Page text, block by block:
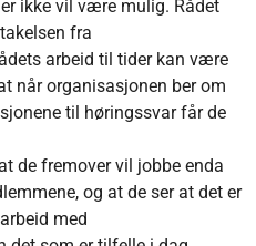
ikke vil være mulig. Rådet
fra
arbeid til tider kan være
når organisasjonen ber om
til høringssvar får de
de fremover vil jobbe enda
og at de ser at det er
med